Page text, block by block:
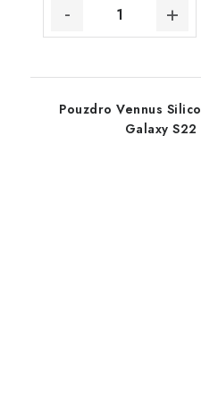
Pouzdro Vennus
Galaxy